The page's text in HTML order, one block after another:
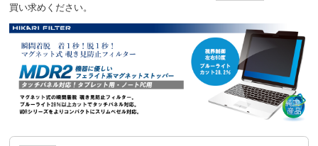
買い求めください。